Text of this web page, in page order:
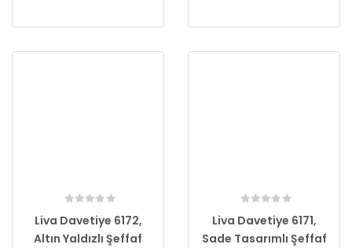
Liva Davetiye 6172,
Altın Yaldızlı Şeffaf
Liva Davetiye 6171,
Sade Tasarımlı Şeffaf